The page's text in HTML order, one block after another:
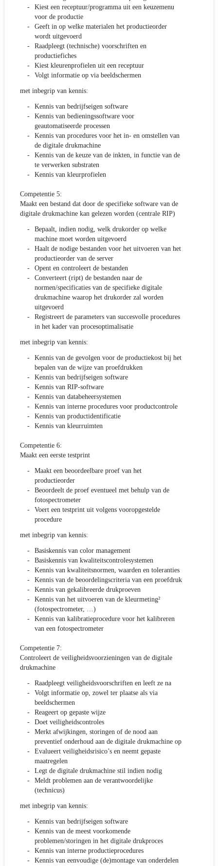
Kiest een receptuur/programma uit een keuzemenu
voor de productie
Geeft in op welke materialen het productieorder
wordt uitgevoerd
Raadpleegt (technische) voorschriften en
productiefiches
Kiest kleurenprofielen uit een receptuur
Volgt informatie op via beeldschermen
met inbegrip van kennis:
Kennis van bedrijfseigen software
Kennis van bedieningssoftware voor
geautomatiseerde processen
Kennis van procedures voor het in- en omstellen van
de digitale drukmachine
Kennis van de keuze van de inkten, in functie van de
te verwerken substraten
Kennis van kleurprofielen
Competentie 5:
Maakt een bestand dat door de specifieke software van de
digitale drukmachine kan gelezen worden (centrale RIP)
Bepaalt, indien nodig, welk drukorder op welke
machine moet worden uitgevoerd
Haalt de nodige bestanden voor het uitvoeren van het
productieorder van de server
Opent en controleert de bestanden
Converteert (ript) de bestanden naar de
normen/specificaties van de specifieke digitale
drukmachine waarop het drukorder zal worden
uitgevoerd
Registreert de parameters van succesvolle procedures
in het kader van procesoptimalisatie
met inbegrip van kennis:
Kennis van de gevolgen voor de productiekost bij het
bepalen van de wijze van proefdrukken
Kennis van bedrijfseigen software
Kennis van RIP-software
Kennis van databeheersystemen
Kennis van interne procedures voor productcontrole
Kennis van productidentificatie
Kennis van kleurruimten
Competentie 6:
Maakt een eerste testprint
Maakt een beoordeelbare proef van het
productieorder
Beoordeelt de proef eventueel met behulp van de
fotospectrometer
Voert een testprint uit volgens vooropgestelde
procedure
met inbegrip van kennis:
Basiskennis van color management
Basiskennis van kwaliteitscontrolesystemen
Kennis van kwaliteitsnormen, waarden en toleranties
Kennis van de beoordelingscriteria van een proefdruk
Kennis van gekalibreerde drukproeven
Kennis van het uitvoeren van de kleurmeting²
(fotospectrometer, …)
Kennis van kalibratieprocedure voor het kalibreren
van een fotospectrometer
Competentie 7:
Controleert de veiligheidsvoorzieningen van de digitale
drukmachine
Raadpleegt veiligheidsvoorschriften en leeft ze na
Volgt informatie op, zowel ter plaatse als via
beeldschermen
Reageert op gepaste wijze
Doet veiligheidscontroles
Merkt afwijkingen, storingen of de nood aan
preventief onderhoud aan de digitale drukmachine op
Evalueert veiligheidsrisico’s en neemt gepaste
maatregelen
Legt de digitale drukmachine stil indien nodig
Meldt problemen aan de verantwoordelijke
(technicus)
met inbegrip van kennis:
Kennis van bedrijfseigen software
Kennis van de meest voorkomende
problemen/storingen in het digitale drukproces
Kennis van interne productieprocedures
Kennis van eenvoudige (de)montage van onderdelen